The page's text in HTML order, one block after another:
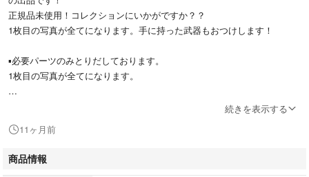
正規品未使用！コレクションにいかがですか？？
1枚目の写真が全てになります。手に持った武器もおつけします！
▪️必要パーツのみとりだしております。
1枚目の写真が全てになります。
▪️写真のため多少色味の違いがあるかもしれません。ご了承の上ご購入く
▪️梱包について
チャック付き袋にミニフィグを入れためものをプチプチで包んで発送いた
続きを表示する
11ヶ月前
商品情報